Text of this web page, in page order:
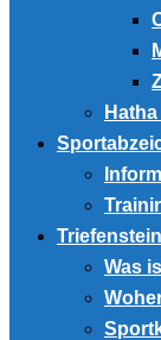
Was